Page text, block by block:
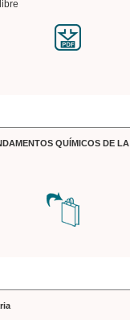
QUÍMICOS DE LA